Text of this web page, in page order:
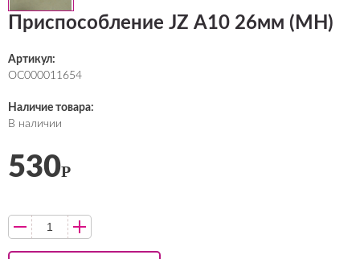
Приспособление JZ А10 26мм (MH)
Артикул:
ОС000011654
Наличие товара:
В наличии
530Р